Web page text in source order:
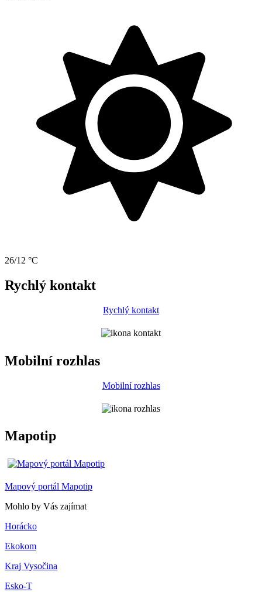
26/12 °C
Rychlý kontakt
Rychlý kontakt
Mobilní rozhlas
Mobilní rozhlas
Mapotip
Mapový portál Mapotip
Mohlo by Vás zajímat
Horácko
Ekokom
Kraj Vysočina
Esko-T